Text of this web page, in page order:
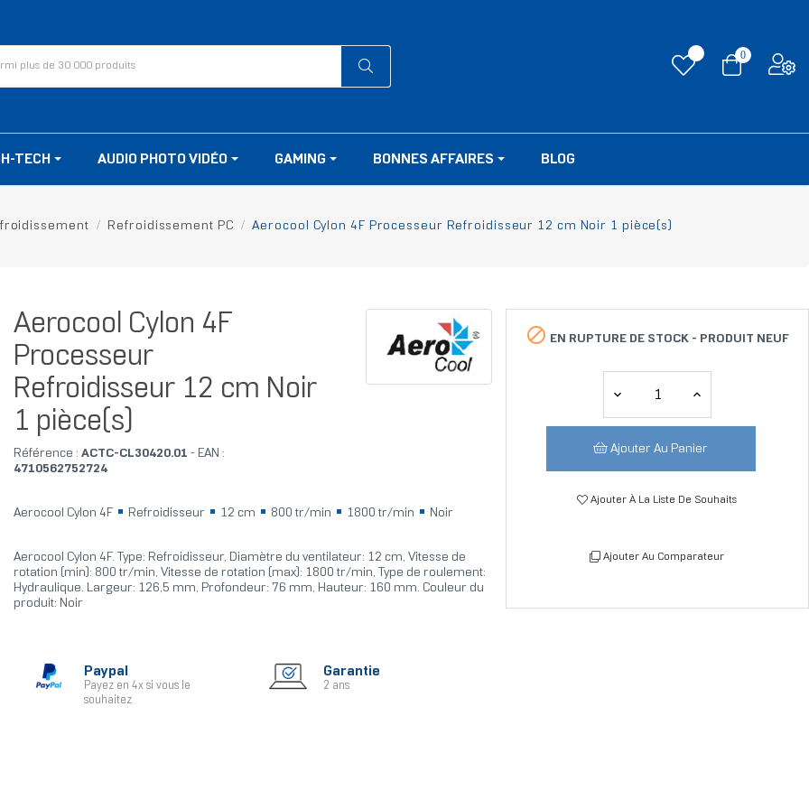
0
TECH AUDIO PHOTO VIDÉO GAMING BONNES AFFAIRES BLOG
Refroidissement PC Aerocool Cylon 4F Processeur Refroidisseur 12 cm Noir 1 pièce(s)
Aerocool Cylon 4F
Processeur
Refroidisseur 12 cm Noir
1 pièce(s)
Référence : ACTC-CL30420.01 - EAN :
4710562752724
Aerocool Cylon 4F Refroidisseur 12 cm 800 tr/min 1800 tr/min Noir
Aerocool Cylon 4F. Type: Refroidisseur, Diamètre du ventilateur: 12 cm, Vitesse de
rotation (min): 800 tr/min, Vitesse de rotation (max): 1800 tr/min, Type de roulement:
Hydraulique. Largeur: 126,5 mm, Profondeur: 76 mm, Hauteur: 160 mm. Couleur du
produit: Noir
Paypal
Payez en 4x si vous le
souhaitez
Garantie
2 ans
 EN RUPTURE DE STOCK - PRODUIT NEUF
Ajouter Au Panier
Ajouter À La Liste De Souhaits
Ajouter Au Comparateur